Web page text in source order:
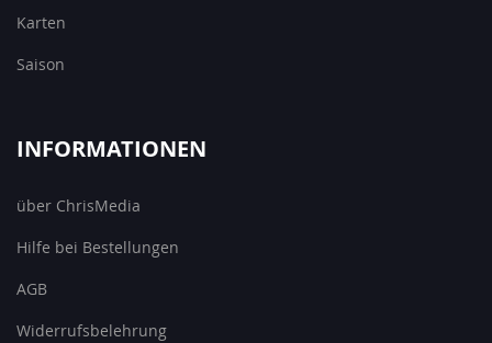
Karten
Saison
INFORMATIONEN
über ChrisMedia
Hilfe bei Bestellungen
AGB
Widerrufsbelehrung